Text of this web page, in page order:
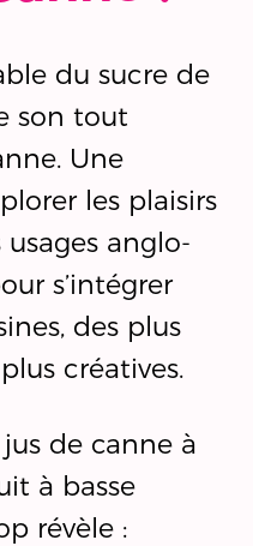
du sucre de
son tout
Une
les plaisirs
usages anglo-
s’intégrer
des plus
créatives.
de canne à
à basse
révèle :